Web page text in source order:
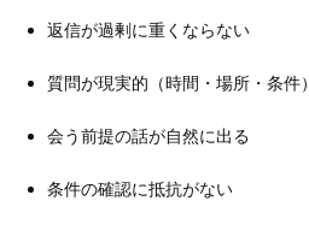
ッ
ー
の
温
返信が過剰に重くならない
質問が現実的（時間・場所・条件）
会う前提の話が自然に出る
条件の確認に抵抗がない